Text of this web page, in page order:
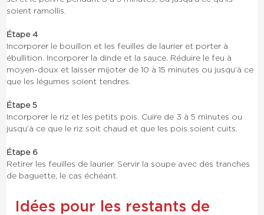
soient ramollis.
Étape 4
Incorporer le bouillon et les feuilles de laurier et porter à
ébullition. Incorporer la dinde et la sauce. Réduire le feu à
moyen-doux et laisser mijoter de 10 à 15 minutes ou jusqu’à ce
que les légumes soient tendres.
Étape 5
Incorporer le riz et les petits pois. Cuire de 3 à 5 minutes ou
jusqu’à ce que le riz soit chaud et que les pois soient cuits.
Étape 6
Retirer les feuilles de laurier. Servir la soupe avec des tranches
de baguette, le cas échéant.
Idées pour les restants de